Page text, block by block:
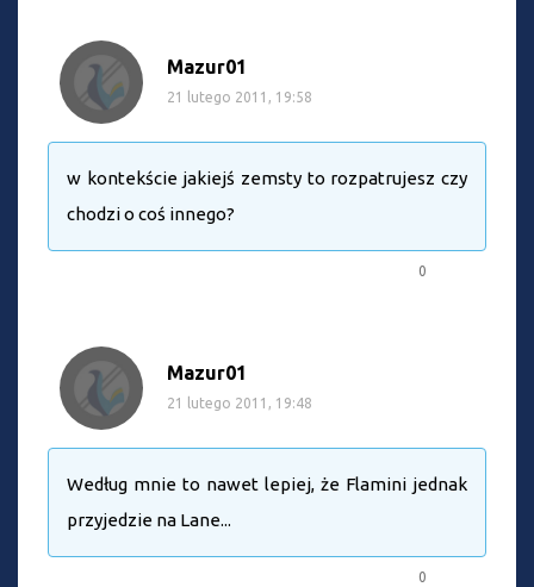
Mazur01
21 lutego 2011, 19:58
w kontekście jakiejś zemsty to rozpatrujesz czy
chodzi o coś innego?
0
Mazur01
21 lutego 2011, 19:48
Według mnie to nawet lepiej, że Flamini jednak
przyjedzie na Lane...
0